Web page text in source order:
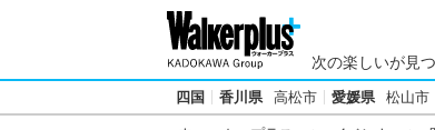
次の楽しいが見つ
四国 香川県 高松市 愛媛県 松山市